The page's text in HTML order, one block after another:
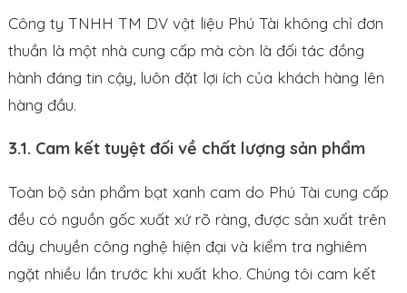
Công ty TNHH TM DV vật liệu Phú Tài không chỉ đơn
thuần là một nhà cung cấp mà còn là đối tác đồng
hành đáng tin cậy, luôn đặt lợi ích của khách hàng lên
hàng đầu.
3.1. Cam kết tuyệt đối về chất lượng sản phẩm
Toàn bộ sản phẩm bạt xanh cam do Phú Tài cung cấp
đều có nguồn gốc xuất xứ rõ ràng, được sản xuất trên
dây chuyền công nghệ hiện đại và kiểm tra nghiêm
ngặt nhiều lần trước khi xuất kho. Chúng tôi cam kết